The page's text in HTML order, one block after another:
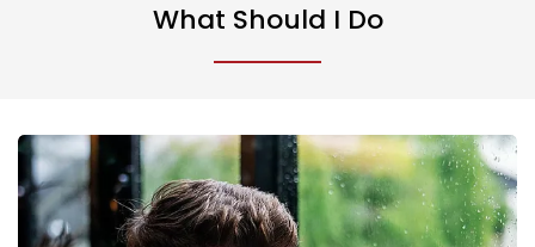
What Should I Do